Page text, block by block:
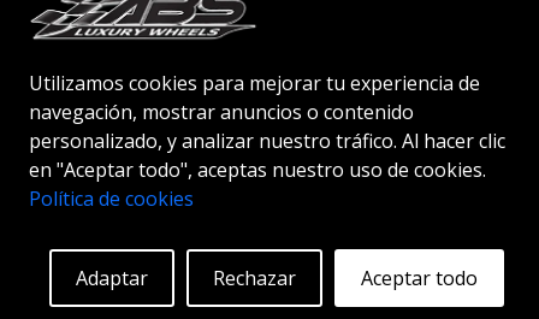
Utilizamos cookies para mejorar tu experiencia de
navegación, mostrar anuncios o contenido
personalizado, y analizar nuestro tráfico. Al hacer clic
en "Aceptar todo", aceptas nuestro uso de cookies.
Política de cookies
Aceptar todo
Rechazar
Adaptar
Cuenta de distribuidor
© 2026 ABS WHEELS - Todos los derechos